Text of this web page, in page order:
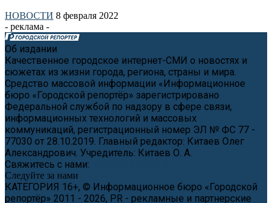
НОВОСТИ 8 февраля 2022
- реклама -
Об издании
Качественное городское интернет-СМИ о новостях и
сюжетах из жизни города, региона, страны и мира.
Средство массовой информации «Информационное
бюро «Городской репортёр» зарегистрировано
Федеральной службой по надзору в сфере связи,
информационных технологий и массовых
коммуникаций, регистрационный номер ЭЛ № ФС 77 -
77030 от 28.10.2019. Главный редактор: Китаев Олег
Александрович. Учредитель: Китаев О. А.
Свяжитесь с нами:
Следуйте за нами
КАТЕГОРИЯ 16+, © Информационное бюро «Городской
репортёр» 2011 - 2026, PR - рекламные и партнерские